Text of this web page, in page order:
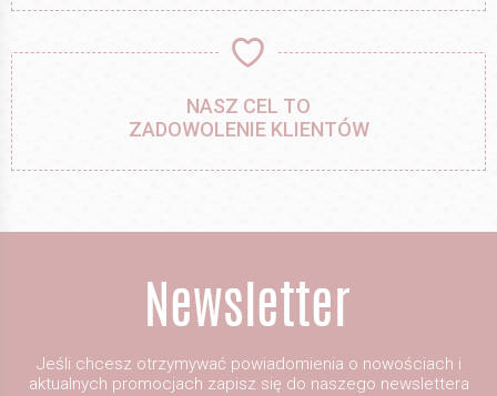
NASZ CEL TO
ZADOWOLENIE KLIENTÓW
Jeśli chcesz otrzymywać powiadomienia o nowościach i
aktualnych promocjach zapisz się do naszego newslettera